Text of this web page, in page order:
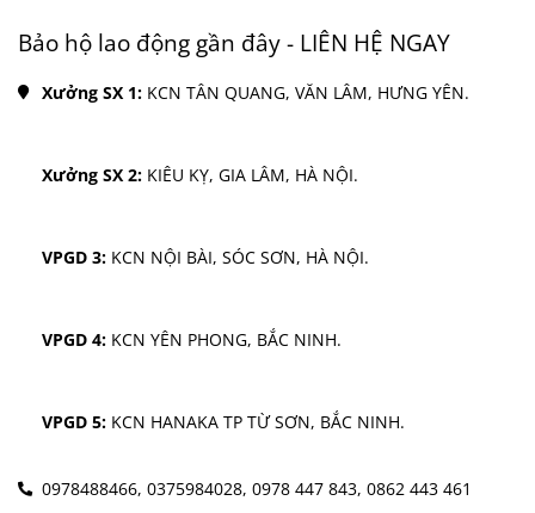
Bảo hộ lao động gần đây - LIÊN HỆ NGAY
Xưởng SX 1: KCN TÂN QUANG, VĂN LÂM, HƯNG YÊN.
Xưởng SX 2: KIÊU KỴ, GIA LÂM, HÀ NỘI.
VPGD 3: KCN NỘI BÀI, SÓC SƠN, HÀ NỘI.
VPGD 4: KCN YÊN PHONG, BẮC NINH.
VPGD 5: KCN HANAKA TP TỪ SƠN, BẮC NINH.
0978488466, 0375984028, 0978 447 843, 0862 443 461